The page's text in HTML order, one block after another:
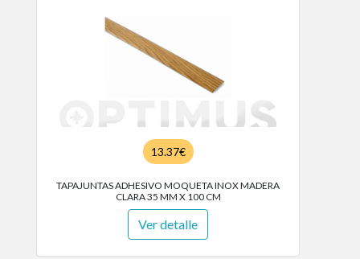
13.37€
TAPAJUNTAS ADHESIVO MOQUETA INOX MADERA
CLARA 35 MM X 100 CM
Ver detalle